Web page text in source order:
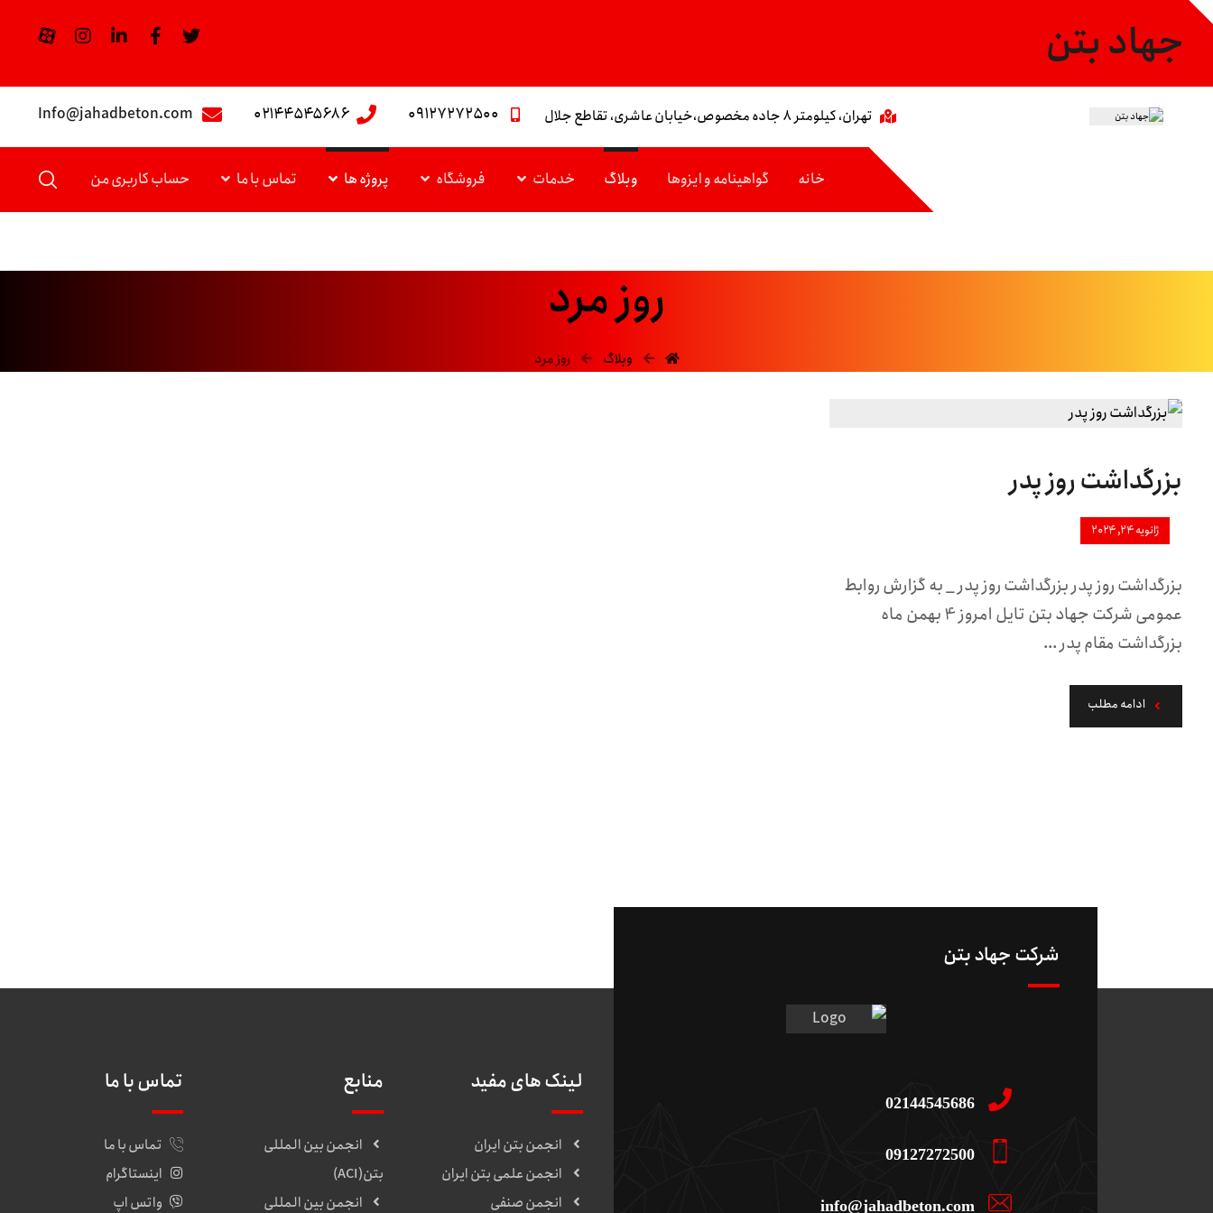
جهاد بتن
Info@jahadbeton.com ۰۲۱۴۴۵۴۵۶۸۶ ۰۹۱۲۷۲۷۲۵۰۰ تهران، کیلومتر ۸ جاده مخصوص،خیابان عاشری، تقاطع جلال
خانه گواهینامه و ایزوها وبلاگ خدمات فروشگاه پروژه ها تماس با ما حساب کاربری من
روز مرد
وبلاگ روز مرد
بزرگداشت روز پدر
ژانویه ۲۴, ۲۰۲۴
بزرگداشت روز پدر بزرگداشت روز پدر _ به گزارش روابط
عمومی شرکت جهاد بتن تایل امروز 4 بهمن ماه
بزرگداشت مقام پدر ...
ادامه مطلب
شرکت جهاد بتن
02144545686
09127272500
info@jahadbeton.com
لینک های مفید
انجمن بتن ایران
انجمن علمی بتن ایران
انجمن صنفی
منابع
انجمن بین المللی
بتن(ACI)
انجمن بین المللی
تماس با ما
تماس با ما
اینستاگرام
واتس اپ